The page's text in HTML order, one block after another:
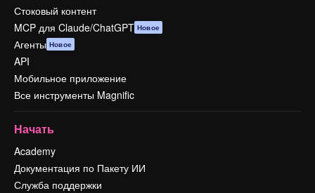
Стоковый контент
MCP для Claude/ChatGPT Новое
Агенты Новое
API
Мобильное приложение
Все инструменты Magnific
Начать
Academy
Документация по Пакету ИИ
Служба поддержки